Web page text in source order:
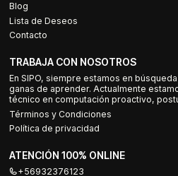
Blog
Lista de Deseos
Contacto
TRABAJA CON NOSOTROS
En SIPO, siempre estamos en
ganas de aprender. Actualmente
técnico en computación proactivo,
Términos y Condiciones
Política de privacidad
ATENCIÓN 100% ONLINE
+56932376123